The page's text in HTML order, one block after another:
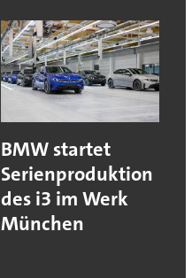
BMW startet
Serienproduktion
des i3 im Werk
München